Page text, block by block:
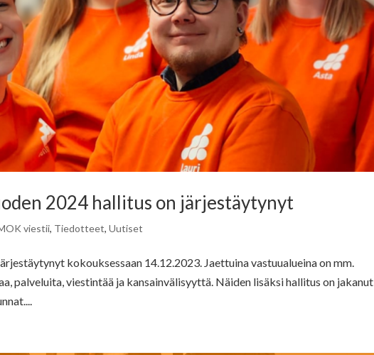
2024 hallitus on järjestäytynyt
viestii, Tiedotteet,Uutiset
kokouksessaan 14.12.2023. Jaettuina vastuualueina on mm.
palveluita, viestintää ja kansainvälisyyttä. Näiden lisäksi hallitus on jakanut